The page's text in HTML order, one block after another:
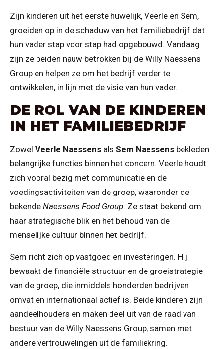
Zijn kinderen uit het eerste huwelijk, Veerle en Sem,
groeiden op in de schaduw van het familiebedrijf dat
hun vader stap voor stap had opgebouwd. Vandaag
zijn ze beiden nauw betrokken bij de Willy Naessens
Group en helpen ze om het bedrijf verder te
ontwikkelen, in lijn met de visie van hun vader.
DE ROL VAN DE KINDEREN
IN HET FAMILIEBEDRIJF
Zowel Veerle Naessens als Sem Naessens bekleden
belangrijke functies binnen het concern. Veerle houdt
zich vooral bezig met communicatie en de
voedingsactiviteiten van de groep, waaronder de
bekende Naessens Food Group. Ze staat bekend om
haar strategische blik en het behoud van de
menselijke cultuur binnen het bedrijf.
Sem richt zich op vastgoed en investeringen. Hij
bewaakt de financiële structuur en de groeistrategie
van de groep, die inmiddels honderden bedrijven
omvat en internationaal actief is. Beide kinderen zijn
aandeelhouders en maken deel uit van de raad van
bestuur van de Willy Naessens Group, samen met
andere vertrouwelingen uit de familiekring.